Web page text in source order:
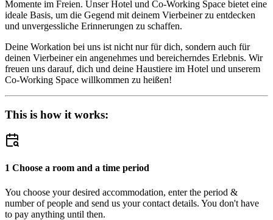
Momente im Freien. Unser Hotel und Co-Working Space bietet eine
ideale Basis, um die Gegend mit deinem Vierbeiner zu entdecken
und unvergessliche Erinnerungen zu schaffen.
Deine Workation bei uns ist nicht nur für dich, sondern auch für
deinen Vierbeiner ein angenehmes und bereicherndes Erlebnis. Wir
freuen uns darauf, dich und deine Haustiere im Hotel und unserem
Co-Working Space willkommen zu heißen!
This is how it works:
1 Choose a room and a time period
You choose your desired accommodation, enter the period &
number of people and send us your contact details. You don't have
to pay anything until then.